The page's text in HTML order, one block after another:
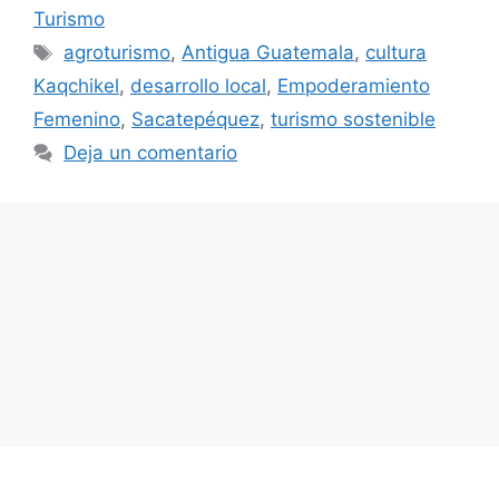
Turismo
Etiquetas
agroturismo,Antigua Guatemala, cultura
Kaqchikel, desarrollo local, Empoderamiento
Femenino, Sacatepéquez, turismo sostenible
Deja un comentario